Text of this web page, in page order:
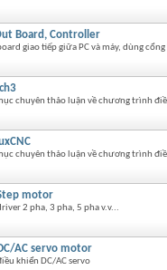
Board, Controller
giao tiếp giữa PC và máy, dùng
chuyên thảo luận về chương trình
chuyên thảo luận về chương trình
motor
2 pha, 3 pha, 5 pha v.v...
AC servo motor
khiển DC/AC servo